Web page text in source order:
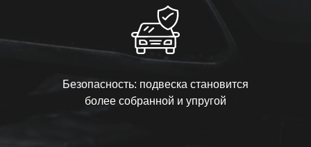
Безопасность: подвеска становится
более собранной и упругой